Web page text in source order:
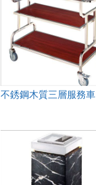
不銹鋼木質三層服務車